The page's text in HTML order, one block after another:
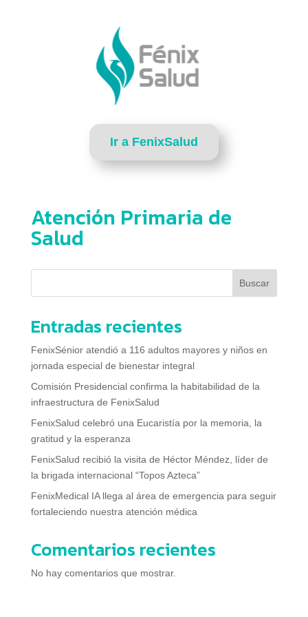
Ir a FenixSalud
Atención Primaria de
Salud
Buscar
Entradas recientes
FenixSénior atendió a 116 adultos mayores y niños en
jornada especial de bienestar integral
Comisión Presidencial confirma la habitabilidad de la
infraestructura de FenixSalud
FenixSalud celebró una Eucaristía por la memoria, la
gratitud y la esperanza
FenixSalud recibió la visita de Héctor Méndez, líder de
la brigada internacional “Topos Azteca”
FenixMedical IA llega al área de emergencia para seguir
fortaleciendo nuestra atención médica
Comentarios recientes
No hay comentarios que mostrar.